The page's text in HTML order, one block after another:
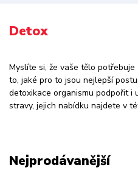
Detox
Myslíte si, že vaše tělo
to, jaké pro to jsou nejlepší
detoxikace organismu podpořit i
stravy, jejich nabídku najdete v
Nejprodávanější